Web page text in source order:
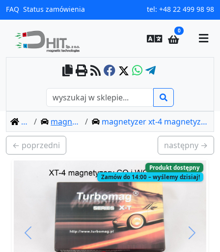
FAQ Status zamówienia tel: +48 22 499 98 98
0
home magnetyzer xt-4 magnetyzer xt-4 magnetyzery co i wody użytkowej
← poprzedni następny →
Produkt dostępny
Zamów do 14:00 – wyślemy dzisiaj!
Previous Next